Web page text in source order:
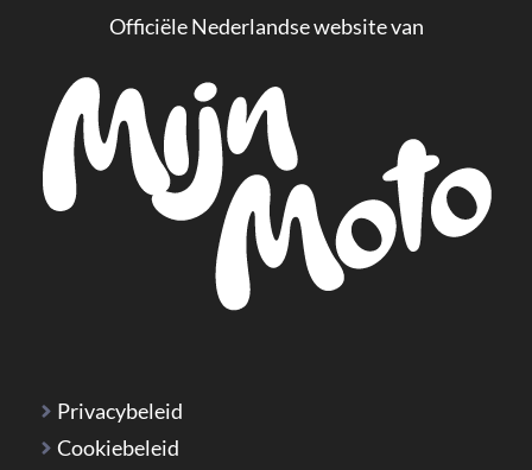
Officiële Nederlandse website van
Privacybeleid
Cookiebeleid